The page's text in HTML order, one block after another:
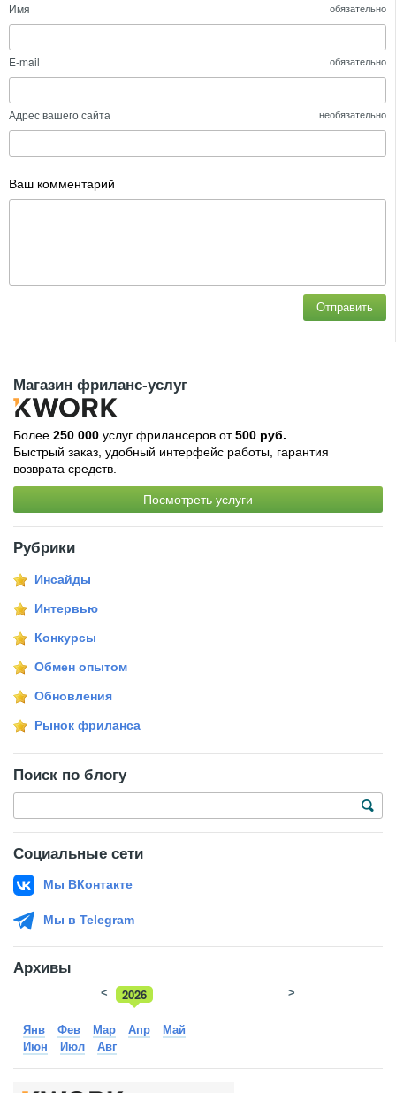
Имя обязательно
E-mail обязательно
Адрес вашего сайта необязательно
Ваш комментарий
Отправить
Магазин фриланс-услуг
Более 250 000 услуг фрилансеров от500 руб.
Быстрый заказ, удобный интерфейс работы, гарантия
возврата средств.
Посмотреть услуги
Рубрики
Инсайды
Интервью
Конкурсы
Обмен опытом
Обновления
Рынок фриланса
Поиск по блогу
Социальные сети
Мы ВКонтакте
Мы в Telegram
Архивы
2026
2025
< >
Янв Фев Мар Апр
Май
Июн
Июл Авг